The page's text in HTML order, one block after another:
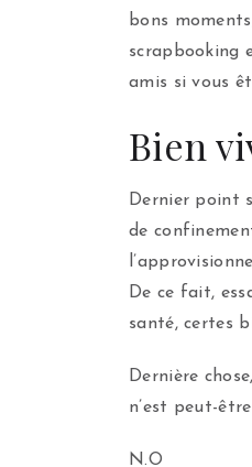
bons
scrapbooking
amis si vous
Bien
Dernier point
de
De ce fait,
santé, certes
Dernière
n’est peut-
N.O